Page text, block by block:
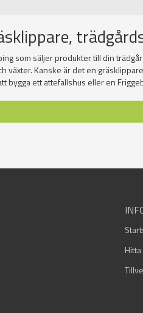
som säljer produkter till din
Kanske är det en
bygga ett attefallshus eller en